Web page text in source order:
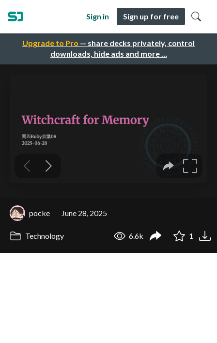
Upgrade to Pro — share decks privately, control
downloads, hide ads and more …
Sign in Sign up for free
pocke June 28, 2025
Technology 6.6k 1